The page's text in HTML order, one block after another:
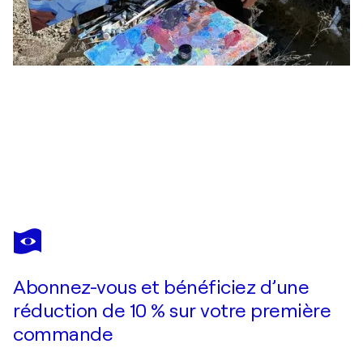
TIGRAN AVETYAN
Sunflowers
Abonnez-vous et bénéficiez d’une
réduction de 10 % sur votre première
commande